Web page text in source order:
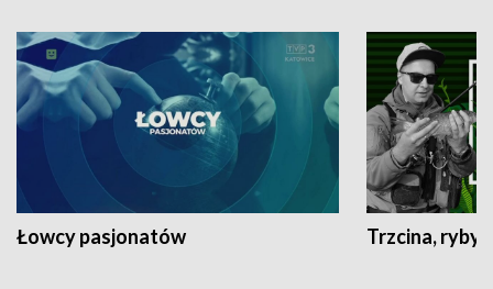
Łowcy pasjonatów Trzcina, ryby